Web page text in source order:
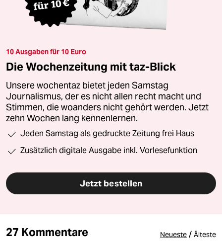
10 Ausgaben für 10 Euro
Die Wochenzeitung mit taz-Blick
Unsere wochentaz bietet jeden Samstag
Journalismus, der es nicht allen recht macht und
Stimmen, die woanders nicht gehört werden. Jetzt
zehn Wochen lang kennenlernen.
Jeden Samstag als gedruckte Zeitung frei Haus
Zusätzlich digitale Ausgabe inkl. Vorlesefunktion
Jetzt bestellen
27 Kommentare Neueste / Älteste